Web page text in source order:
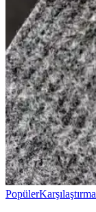
PopülerKarşılaştırma